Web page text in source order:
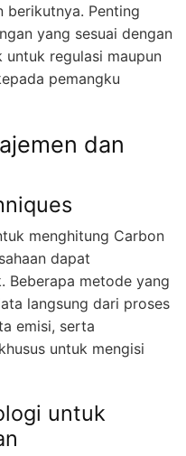
berikutnya. Penting
yang sesuai dengan
untuk regulasi maupun
pemangku
dan
menghitung Carbon
dapat
Beberapa metode yang
langsung dari proses
emisi, serta
untuk mengisi
untuk